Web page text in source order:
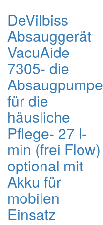
DeVilbiss
Absauggerät
VacuAide
7305- die
Absaugpumpe
für die
häusliche
Pflege- 27 l-
min (frei Flow)
optional mit
Akku für
mobilen
Einsatz